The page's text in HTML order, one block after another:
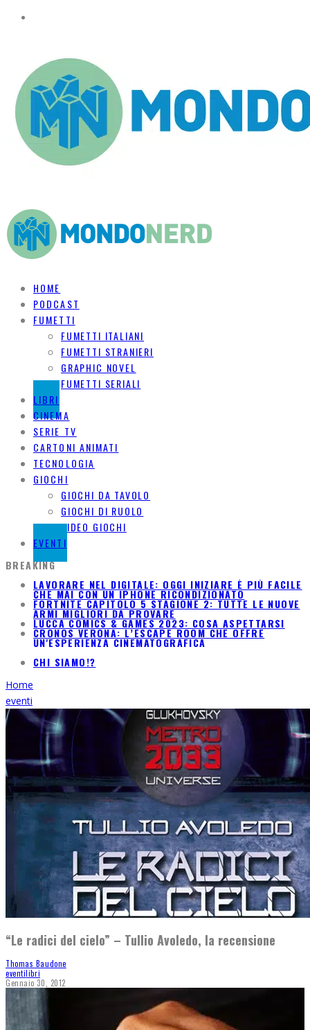
HOME
PODCAST
FUMETTI
FUMETTI ITALIANI
FUMETTI STRANIERI
GRAPHIC NOVEL
FUMETTI SERIALI
LIBRI
CINEMA
SERIE TV
CARTONI ANIMATI
TECNOLOGIA
GIOCHI
GIOCHI DA TAVOLO
GIOCHI DI RUOLO
VIDEO GIOCHI
EVENTI
BREAKING
LAVORARE NEL DIGITALE: OGGI INIZIARE È PIÙ FACILE
CHE MAI CON UN IPHONE RICONDIZIONATO
FORTNITE CAPITOLO 5 STAGIONE 2: TUTTE LE NUOVE
ARMI MIGLIORI DA PROVARE
LUCCA COMICS & GAMES 2023: COSA ASPETTARSI
CRONOS VERONA: L’ESCAPE ROOM CHE OFFRE
UN'ESPERIENZA CINEMATOGRAFICA
CHI SIAMO!?
Home
eventi
“Le radici del cielo” – Tullio Avoledo, la recensione
Thomas Baudone
eventilibri
Gennaio 30, 2012